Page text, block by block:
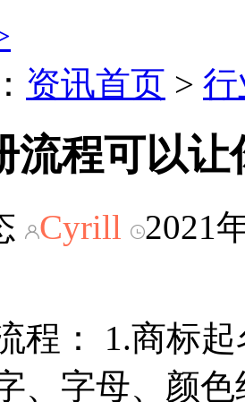
资讯首页 >
流程可以
Cyrill
2021
程： 1.商标
、字母、颜